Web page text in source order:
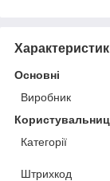
Основні
Виробник
Категорії
Штрихкод